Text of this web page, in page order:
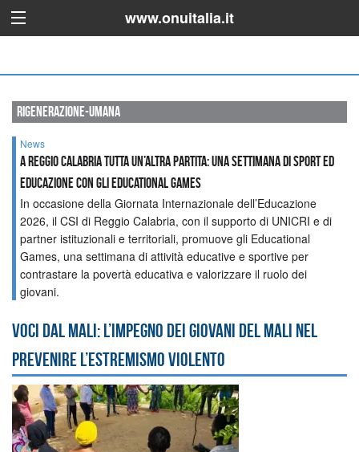
www.onuitalia.it
rigenerazione-umana
News
A Reggio Calabria tutta un’altra partita: una settimana di sport ed
educazione con gli Educational Games
In occasione della Giornata Internazionale dell’Educazione
2026, il CSI di Reggio Calabria, con il supporto di UNICRI e di
partner istituzionali e territoriali, promuove gli Educational
Games, una settimana di attività educative e sportive per
contrastare la povertà educativa e valorizzare il ruolo dei
giovani.
Voci dal Mali: l’impegno dei giovani del Mali nel
prevenire l’estremismo violento